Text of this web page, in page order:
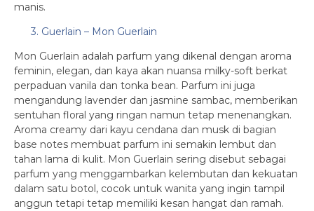
manis.
3. Guerlain – Mon Guerlain
Mon Guerlain adalah parfum yang dikenal dengan aroma
feminin, elegan, dan kaya akan nuansa milky-soft berkat
perpaduan vanila dan tonka bean. Parfum ini juga
mengandung lavender dan jasmine sambac, memberikan
sentuhan floral yang ringan namun tetap menenangkan.
Aroma creamy dari kayu cendana dan musk di bagian
base notes membuat parfum ini semakin lembut dan
tahan lama di kulit. Mon Guerlain sering disebut sebagai
parfum yang menggambarkan kelembutan dan kekuatan
dalam satu botol, cocok untuk wanita yang ingin tampil
anggun tetapi tetap memiliki kesan hangat dan ramah.